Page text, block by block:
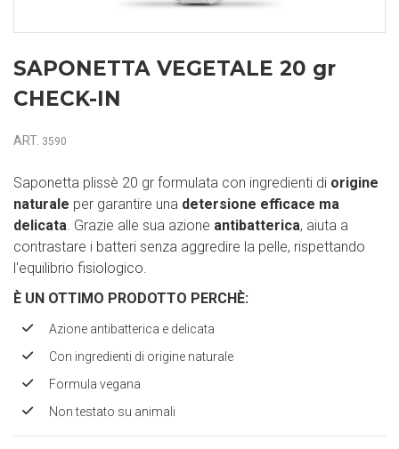
SAPONETTA VEGETALE 20 gr
CHECK-IN
ART. 3590
Saponetta plissè 20 gr formulata con ingredienti di origine
naturale per garantire una detersione efficace ma
delicata. Grazie alle sua azione antibatterica, aiuta a
contrastare i batteri senza aggredire la pelle, rispettando
l'equilibrio fisiologico.
È UN OTTIMO PRODOTTO PERCHÈ:
Azione antibatterica e delicata
Con ingredienti di origine naturale
Formula vegana
Non testato su animali